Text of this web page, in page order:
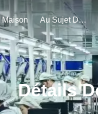
Maison Au Sujet De Nous
Détails